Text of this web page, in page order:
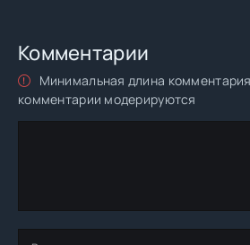
Комментарии
Минимальная длина
комментарии модерируются